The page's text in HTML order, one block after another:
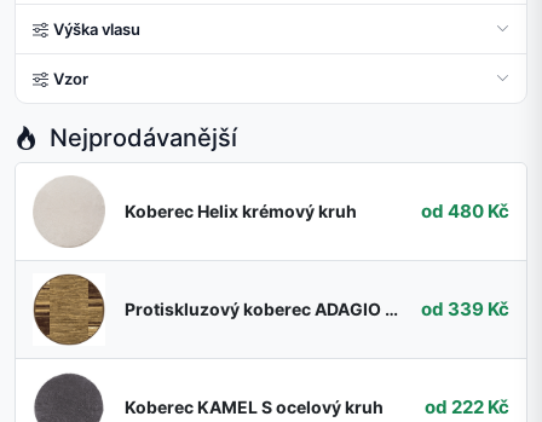
Výška vlasu
Vzor
Nejprodávanější
Koberec Helix krémový kruh od 480 Kč
Protiskluzový koberec ADAGIO 04 béžový kruh od 339 Kč
Koberec KAMEL S ocelový kruh od 222 Kč